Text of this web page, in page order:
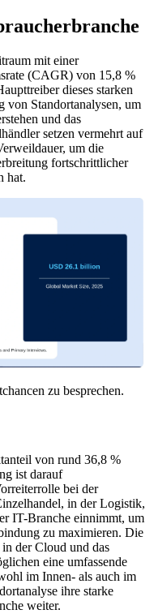
mit einer
(CAGR) von 15,8 %
dieses starken
von Standortanalysen, um
und das
setzen vermehrt auf
um die
fortschrittlicher
hat.
zu besprechen.
von rund 36,8 %
ist darauf
bei der
in der Logistik,
IT-Branche einnimmt, um
zu maximieren. Die
der Cloud und das
eine umfassende
im Innen- als auch im
ihre starke
weiter.